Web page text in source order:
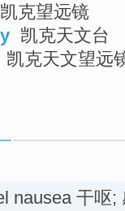
凯克望远镜
凯克天文台
凯克天文望远
nausea 干呕;